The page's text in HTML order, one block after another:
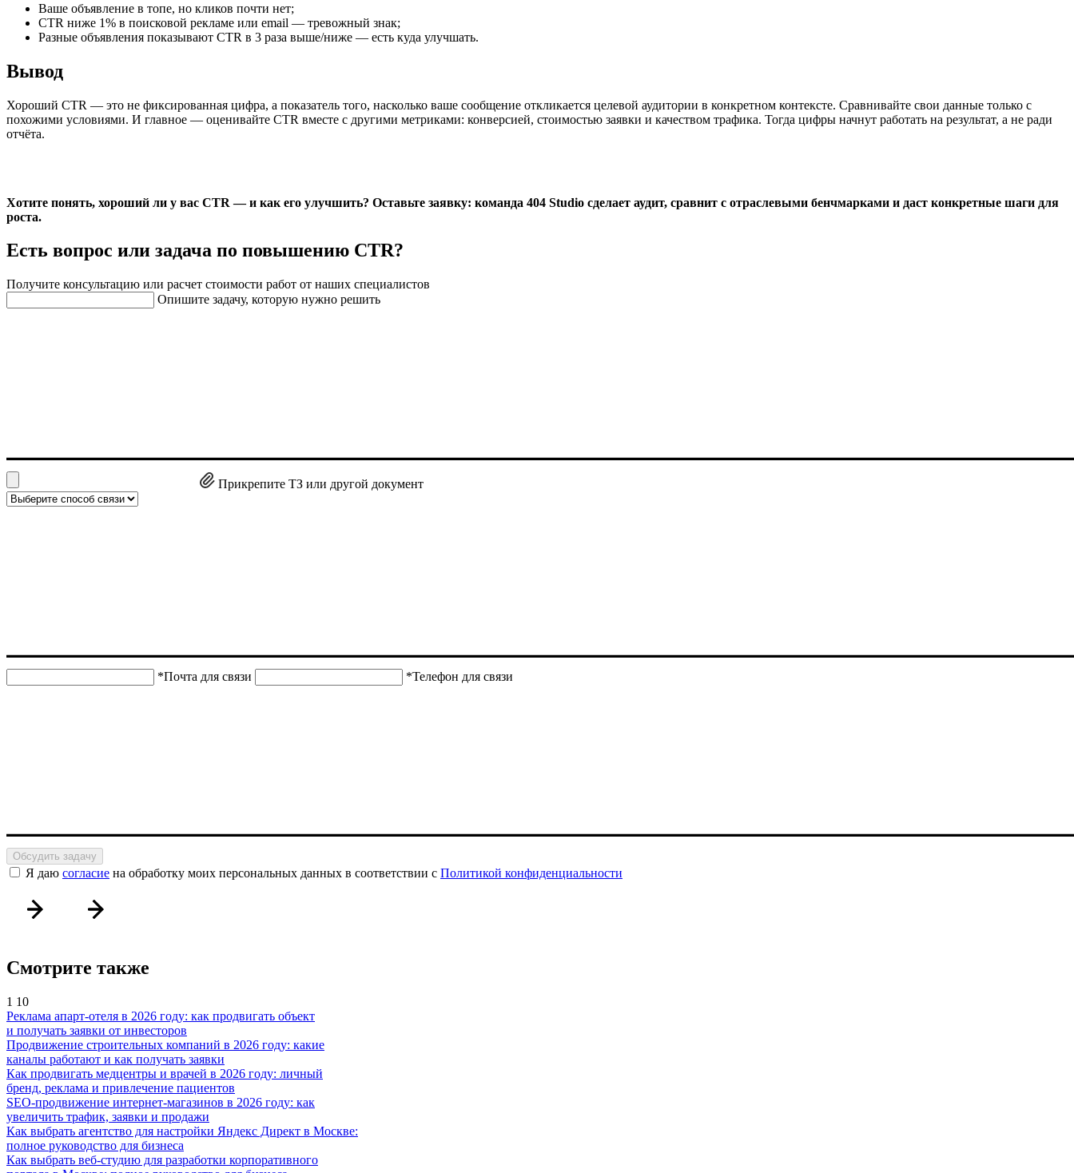
Ваше объявление в топе, но кликов почти нет;
CTR ниже 1% в поисковой рекламе или email — тревожный знак;
Разные объявления показывают CTR в 3 раза выше/ниже — есть куда улучшать.
Вывод
Хороший CTR — это не фиксированная цифра, а показатель того, насколько ваше сообщение откликается целевой аудитории в конкретном контексте. Сравнивайте свои данные только с
похожими условиями. И главное — оценивайте CTR вместе с другими метриками: конверсией, стоимостью заявки и качеством трафика. Тогда цифры начнут работать на результат, а не ради
отчёта.
Хотите понять, хороший ли у вас CTR — и как его улучшить? Оставьте заявку: команда 404 Studio сделает аудит, сравнит с отраслевыми бенчмарками и даст конкретные шаги для
роста.
Есть вопрос или задача по повышению CTR?
Получите консультацию или расчет стоимости работ от наших специалистов
Опишите задачу, которую нужно решить
Прикрепите ТЗ или другой документ
*Почта для связи *Телефон для связи
Обсудить задачу
Я даю согласие на обработку моих персональных данных в соответствии с Политикой конфиденциальности
Смотрите также
1 10
Реклама апарт-отеля в 2026 году: как продвигать объект
и получать заявки от инвесторов
Продвижение строительных компаний в 2026 году: какие
каналы работают и как получать заявки
Как продвигать медцентры и врачей в 2026 году: личный
бренд, реклама и привлечение пациентов
SEO-продвижение интернет-магазинов в 2026 году: как
увеличить трафик, заявки и продажи
Как выбрать агентство для настройки Яндекс Директ в Москве:
полное руководство для бизнеса
Как выбрать веб-студию для разработки корпоративного